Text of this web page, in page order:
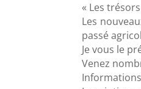
« Les
Les
passé
Je vous le
Venez